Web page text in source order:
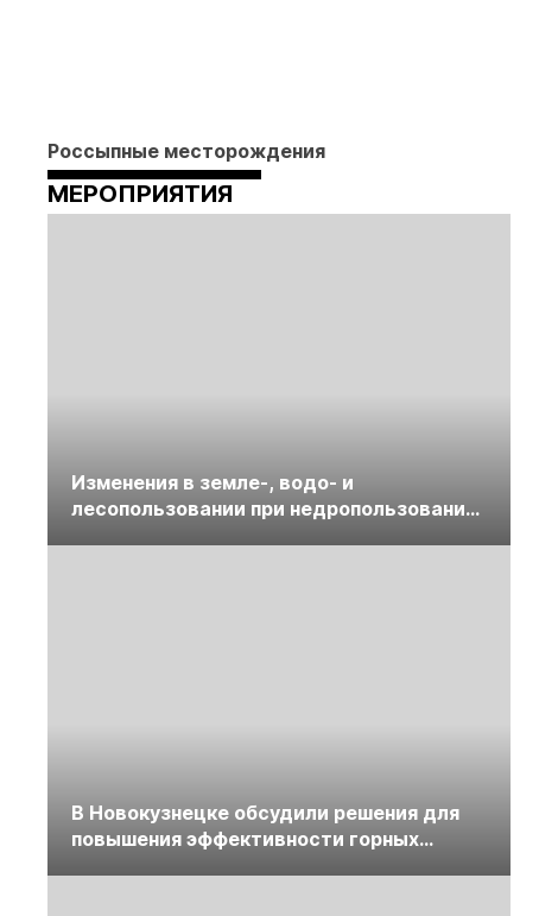
Россыпные месторождения
МЕРОПРИЯТИЯ
Изменения в земле-, водо- и
лесопользовании при недропользовании
В Новокузнецке обсудили решения для
повышения эффективности горных